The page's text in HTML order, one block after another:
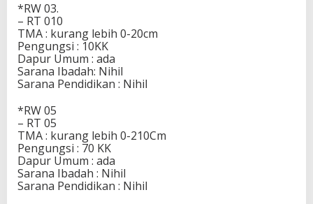
*RW 03.
– RT 010
TMA : kurang lebih 0-20cm
Pengungsi : 10KK
Dapur Umum : ada
Sarana Ibadah: Nihil
Sarana Pendidikan : Nihil
*RW 05
– RT 05
TMA : kurang lebih 0-210Cm
Pengungsi : 70 KK
Dapur Umum : ada
Sarana Ibadah : Nihil
Sarana Pendidikan : Nihil